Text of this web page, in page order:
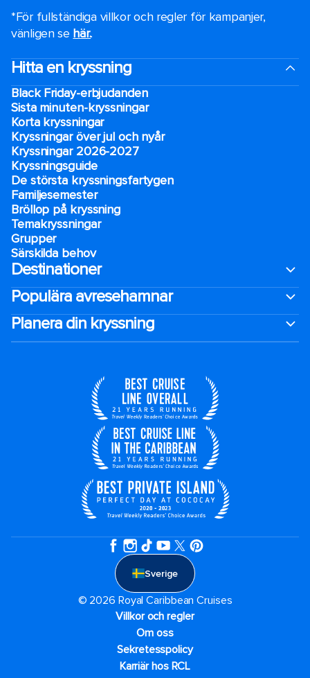
*För fullständiga villkor och regler för kampanjer,
vänligen se här..
Hitta en kryssning
Black Friday-erbjudanden
Sista minuten-kryssningar
Korta kryssningar
Kryssningar över jul och nyår
Kryssningar 2026-2027
Kryssningsguide
De största kryssningsfartygen
Familjesemester
Bröllop på kryssning
Temakryssningar
Grupper
Särskilda behov
Destinationer
Populära avresehamnar
Planera din kryssning
Sverige
© 2026 Royal Caribbean Cruises
Villkor och regler
Om oss
Sekretesspolicy
Karriär hos RCL